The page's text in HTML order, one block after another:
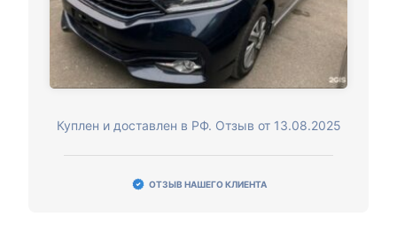
Куплен и доставлен в РФ. Отзыв от 13.08.2025
ОТЗЫВ НАШЕГО КЛИЕНТА